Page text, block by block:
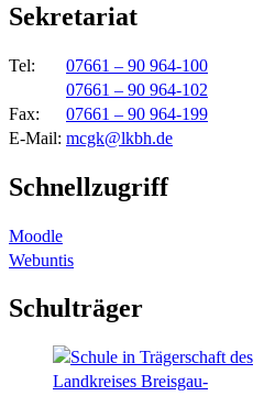
Sekretariat
Tel: 07661 – 90 964-100
07661 – 90 964-102
Fax: 07661 – 90 964-199
E-Mail: mcgk@lkbh.de
Schnellzugriff
Moodle
Webuntis
Schulträger